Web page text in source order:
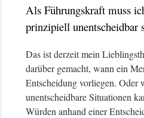
Als Führungskraft muss
prinzipiell unentscheidbar
Das ist derzeit mein
darüber gemacht, wann ein
Entscheidung vorliegen. Oder
unentscheidbare Situationen
Würden anhand einer